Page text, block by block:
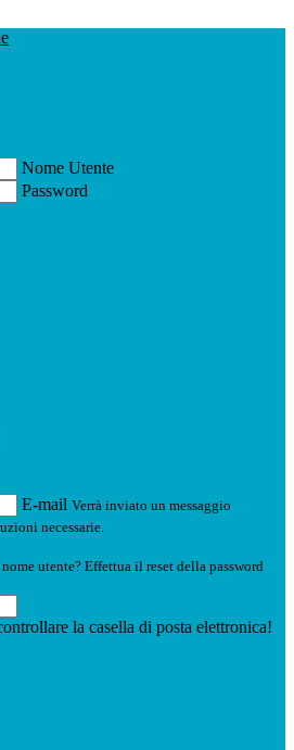
Nome Utente
Password
E-mail Verrà inviato un messaggio
necessarie.
utente? Effettua il reset della password
la casella di posta elettronica!